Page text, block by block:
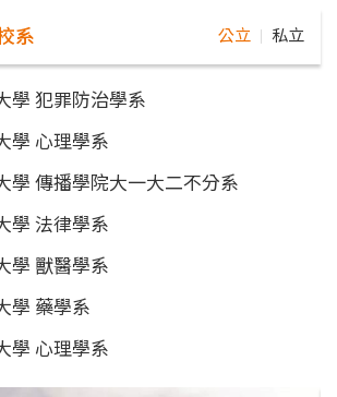
系 公立 私立
學 犯罪防治學系
學 心理學系
學 傳播學院大一大二不分系
學 法律學系
學 獸醫學系
學 藥學系
學 心理學系